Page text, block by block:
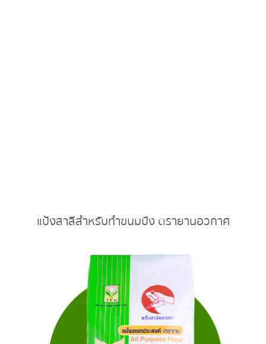
แป้งสาลีสำหรับทำขนมปัง ตรายานอวกาศ